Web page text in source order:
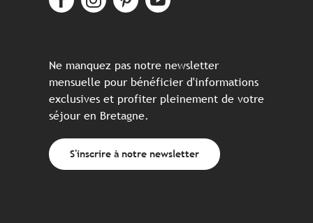
Ne manquez pas notre newsletter
mensuelle pour bénéficier d'informations
exclusives et profiter pleinement de votre
séjour en Bretagne.
S'inscrire à notre newsletter